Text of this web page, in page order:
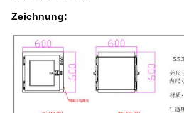
Zeichnung: